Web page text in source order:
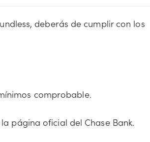
deberás de cumplir con los
comprobable.
página oficial del Chase Bank.